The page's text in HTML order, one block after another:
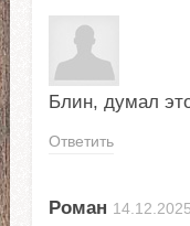
Блин, думал
Ответить
Роман 14.12.2025